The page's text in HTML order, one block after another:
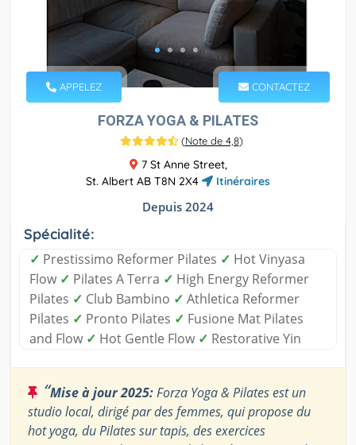
APPELEZ CONTACTEZ
FORZA YOGA & PILATES
(Note de 4,8)
7 St Anne Street,
St. Albert AB T8N 2X4
Itinéraires
Depuis 2024
Spécialité:
✓ Prestissimo Reformer Pilates ✓ Hot Vinyasa
Flow ✓ Pilates A Terra ✓ High Energy Reformer
Pilates ✓ Club Bambino ✓ Athletica Reformer
Pilates ✓ Pronto Pilates ✓ Fusione Mat Pilates
and Flow ✓ Hot Gentle Flow ✓ Restorative Yin
“Mise à jour 2025:Forza Yoga & Pilates est un
studio local, dirigé par des femmes, qui propose du
hot yoga, du Pilates sur tapis, des exercices